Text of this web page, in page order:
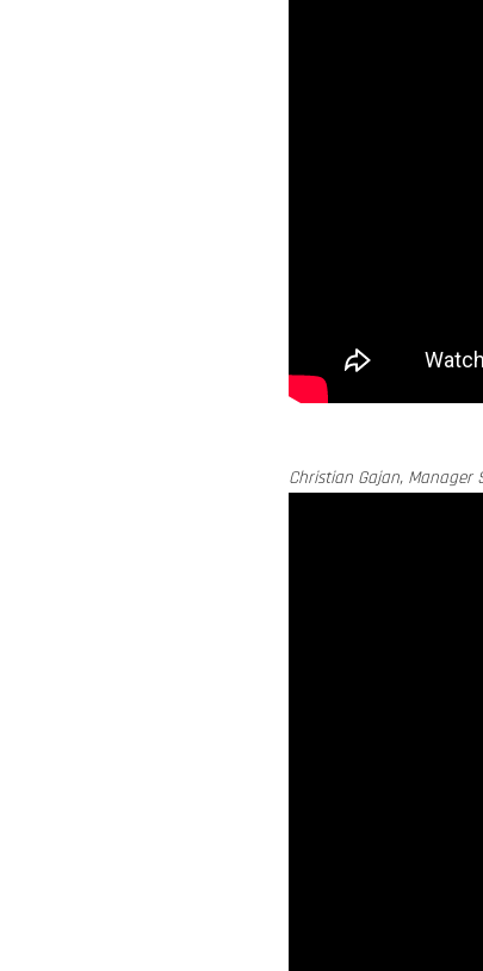
Christian Gajan, Manager